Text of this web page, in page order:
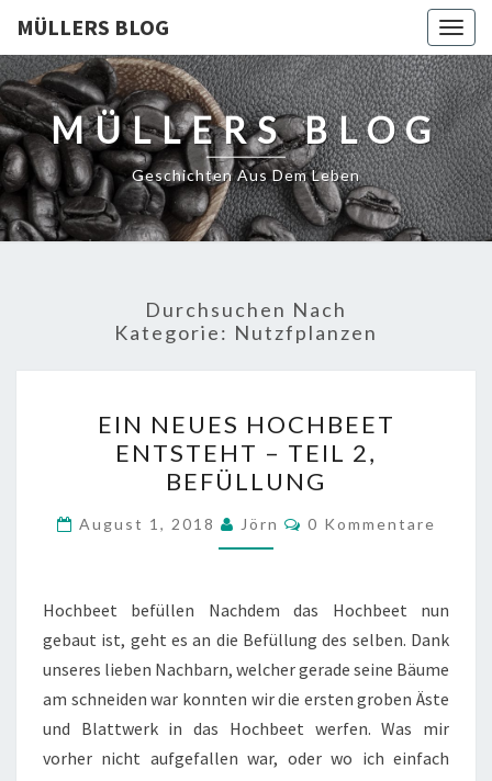
MÜLLERS BLOG
MÜLLERS BLOG
Geschichten Aus Dem Leben
Durchsuchen Nach
Kategorie: Nutzfplanzen
NEUES
HOCHBEET
ENTSTEHT
–
TEIL
BEFÜLLUNG
EIN NEUES HOCHBEET
ENTSTEHT – TEIL 2,
BEFÜLLUNG
August 1, 2018 Jörn Kommentare
0 Kommentare
Hochbeet befüllen Nachdem das Hochbeet nun
gebaut ist, geht es an die Befüllung des selben. Dank
unseres lieben Nachbarn, welcher gerade seine Bäume
am schneiden war konnten wir die ersten groben Äste
und Blattwerk in das Hochbeet werfen. Was mir
vorher nicht aufgefallen war, oder wo ich einfach